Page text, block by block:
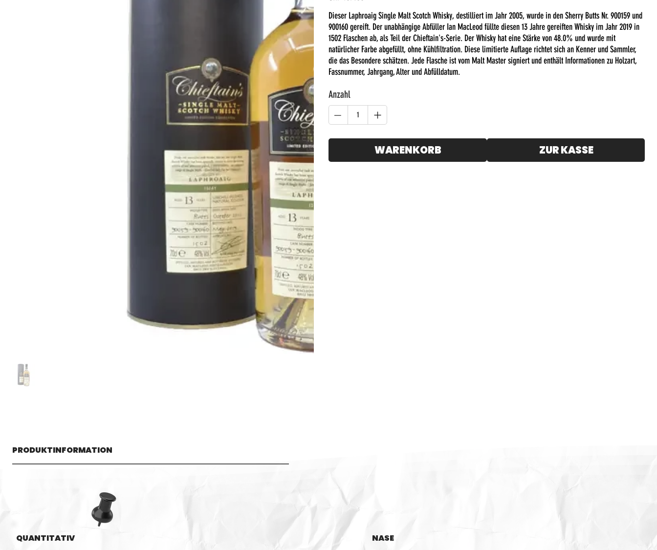
Dieser Laphroaig Single Malt Scotch Whisky, destilliert im Jahr 2005, wurde in den Sherry Butts Nr. 900159 und
900160 gereift. Der unabhängige Abfüller Ian MacLeod füllte diesen 13 Jahre gereiften Whisky im Jahr 2019 in
1502 Flaschen ab, als Teil der Chieftain's-Serie. Der Whisky hat eine Stärke von 48.0% und wurde mit
natürlicher Farbe abgefüllt, ohne Kühlfiltration. Diese limitierte Auflage richtet sich an Kenner und Sammler,
die das Besondere schätzen. Jede Flasche ist vom Malt Master signiert und enthält Informationen zu Holzart,
Fassnummer, Jahrgang, Alter und Abfülldatum.
Anzahl
WARENKORB ZUR KASSE
NASE
PRODUKTINFORMATION
QUANTITATIV